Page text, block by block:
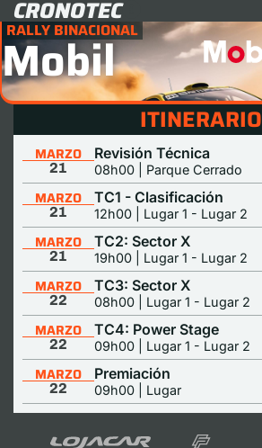
CRONOTEC
RALLY BINACIONAL
Mobil
ITINERARIO
MARZO
21
Revisión Técnica
08h00 | Parque Cerrado
MARZO
21
TC1 - Clasificación
12h00 | Lugar 1 - Lugar 2
MARZO
21
TC2: Sector X
19h00 | Lugar 1 - Lugar 2
MARZO
22
TC3: Sector X
08h00 | Lugar 1 - Lugar 2
MARZO
22
TC4: Power Stage
09h00 | Lugar 1 - Lugar 2
MARZO
22
Premiación
09h00 | Lugar